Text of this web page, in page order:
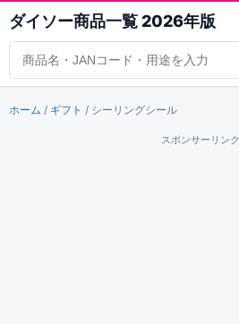
ダイソー商品一覧 2026年版
商品検索
ホーム / ギフト / シーリングシール
スポンサーリンク